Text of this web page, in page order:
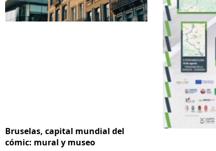
Bruselas, capital mundial del
cómic: mural y museo